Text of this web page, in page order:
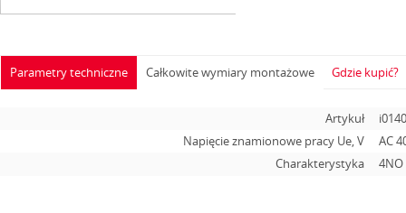
Parametry techniczne
Artykuł
Napięcie znamionowe pracy Ue, V
AC
Charakterystyka
4NO
Całkowite wymiary montażowe Gdzie kupić?